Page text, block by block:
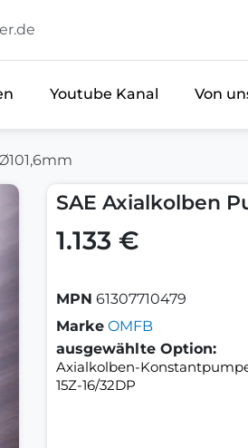
Youtube Kanal Von
SAE Axialkolben
1.133 €
MPN 61307710479
Marke OMFB
ausgewählte Option:
Axialkolben-
15Z-16/32DP